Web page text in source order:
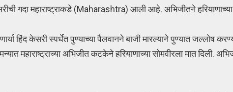
गदा महाराष्ट्राकडे (Maharashtra) आली आहे. अभिजीतने
हिंद केसरी स्पर्धेत पुण्याच्या पैलवानने बाजी मारल्याने पुण्यात जल्लोष
महाराष्ट्राच्या अभिजीत कटकेने हरियाणाच्या सोमवीरला मात दिली.